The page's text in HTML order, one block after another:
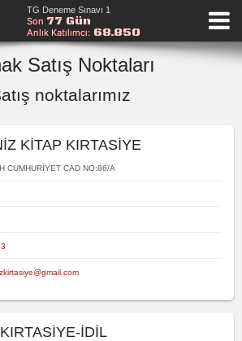
TG Deneme Sınavı 1
Son77 Gün
Anlık Katılımcı: 68.850
Satış Noktaları
noktalarımız
KİTAP KIRTASİYE
CUMHURİYET CAD NO:86/A
İDİL